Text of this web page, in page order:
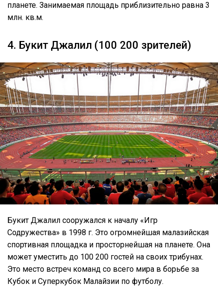
планете. Занимаемая площадь приблизительно равна 3
млн. кв.м.
4. Букит Джалил (100 200 зрителей)
Букит Джалил сооружался к началу «Игр
Содружества» в 1998 г. Это огромнейшая малазийская
спортивная площадка и просторнейшая на планете. Она
может уместить до 100 200 гостей на своих трибунах.
Это место встреч команд со всего мира в борьбе за
Кубок и Суперкубок Малайзии по футболу.